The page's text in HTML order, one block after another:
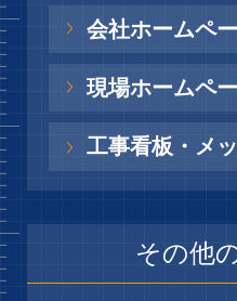
会社ホームペ
現場ホームペ
工事看板・メ
その他